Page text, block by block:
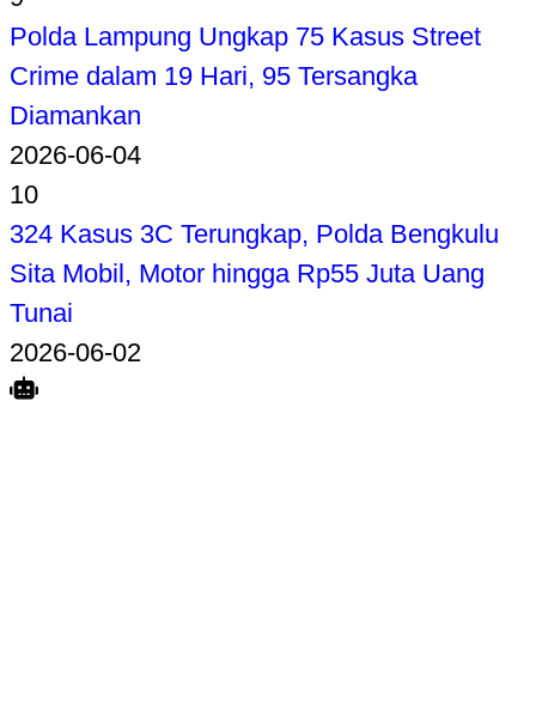
Polda Lampung Ungkap 75 Kasus Street
Crime dalam 19 Hari, 95 Tersangka
Diamankan
2026-06-04
10
324 Kasus 3C Terungkap, Polda Bengkulu
Sita Mobil, Motor hingga Rp55 Juta Uang
Tunai
2026-06-02